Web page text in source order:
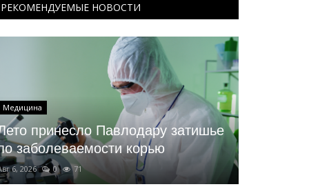
РЕКОМЕНДУЕМЫЕ НОВОСТИ
Медицина
принесло Павлодару затишье
заболеваемости корью
6, 2026 0 71